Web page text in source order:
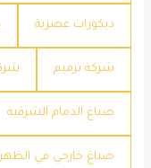
ديكورات عصرية
شركة ترميم
صباغ الدمام الشرقية
صباغ خارجي في